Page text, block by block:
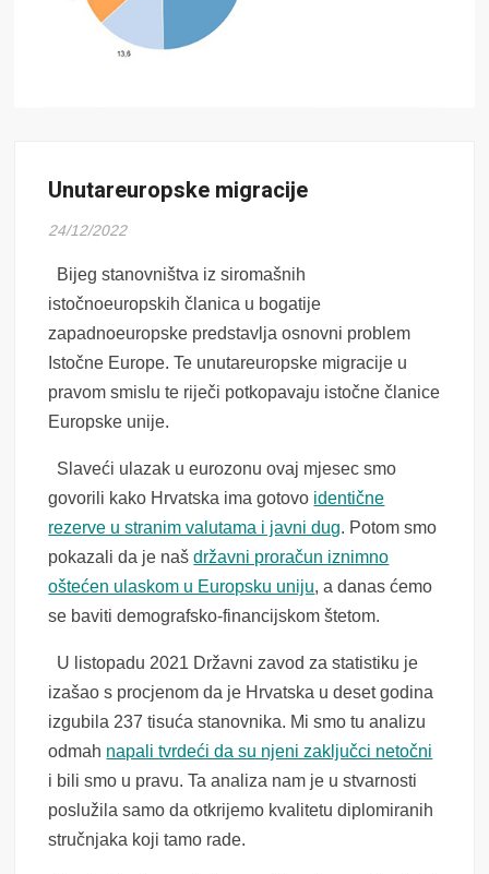
Unutareuropske migracije
24/12/2022
Bijeg stanovništva iz siromašnih
istočnoeuropskih članica u bogatije
zapadnoeuropske predstavlja osnovni problem
Istočne Europe. Te unutareuropske migracije u
pravom smislu te riječi potkopavaju istočne članice
Europske unije.
Slaveći ulazak u eurozonu ovaj mjesec smo
govorili kako Hrvatska ima gotovo identične
rezerve u stranim valutama i javni dug. Potom smo
pokazali da je našdržavni proračun iznimno
oštećen ulaskom u Europsku uniju, a danas ćemo
se baviti demografsko-financijskom štetom.
U listopadu 2021 Državni zavod za statistiku je
izašao s procjenom da je Hrvatska u deset godina
izgubila 237 tisuća stanovnika. Mi smo tu analizu
odmah napali tvrdeći da su njeni zaključci netočni
i bili smo u pravu. Ta analiza nam je u stvarnosti
poslužila samo da otkrijemo kvalitetu diplomiranih
stručnjaka koji tamo rade.